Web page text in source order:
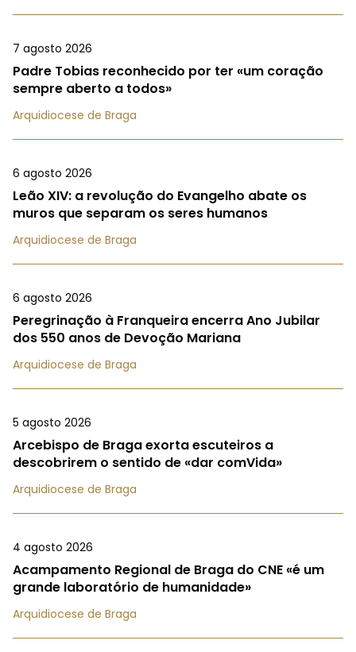
7 agosto 2026
Padre Tobias reconhecido por ter «um coração
sempre aberto a todos»
Arquidiocese de Braga
6 agosto 2026
Leão XIV: a revolução do Evangelho abate os
muros que separam os seres humanos
Arquidiocese de Braga
6 agosto 2026
Peregrinação à Franqueira encerra Ano Jubilar
dos 550 anos de Devoção Mariana
Arquidiocese de Braga
5 agosto 2026
Arcebispo de Braga exorta escuteiros a
descobrirem o sentido de «dar comVida»
Arquidiocese de Braga
4 agosto 2026
Acampamento Regional de Braga do CNE «é um
grande laboratório de humanidade»
Arquidiocese de Braga